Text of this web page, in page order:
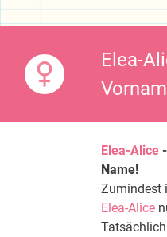
Elea-
Elea-Alice
Name!
Zumindest
Elea-Alice